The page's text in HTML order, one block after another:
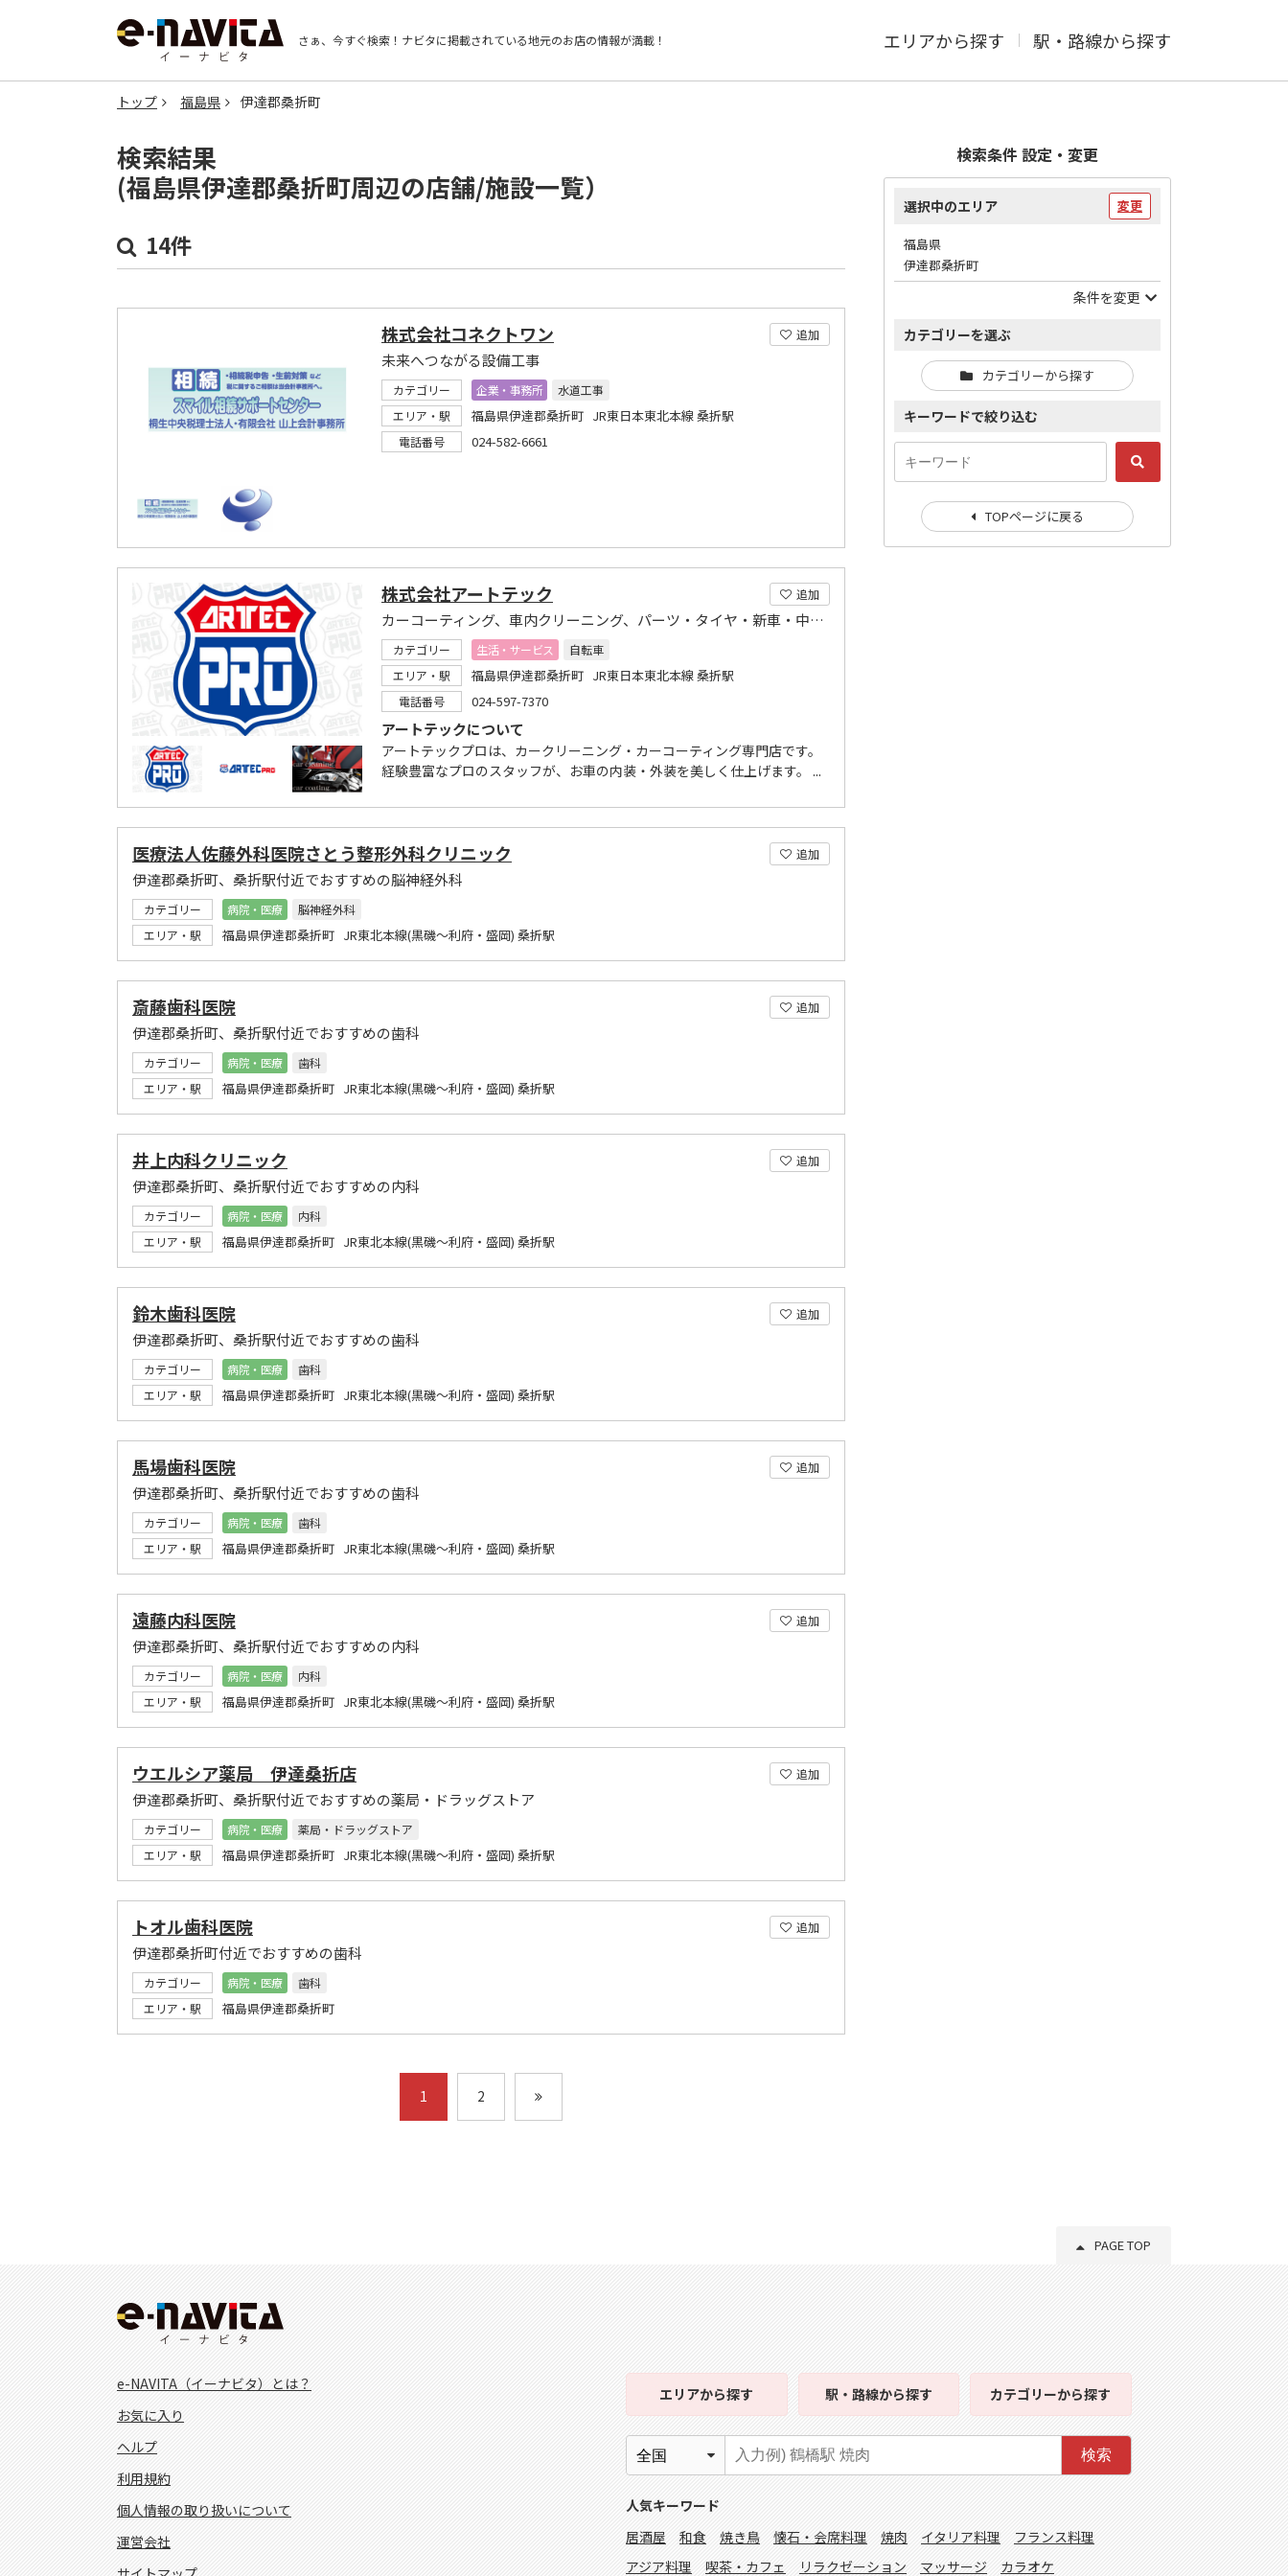
さぁ、今すぐ検索！ ナビタに掲載されている地元のお店の情報が満載！ エリアから探す 駅・路線から探す
トップ 福島県 伊達郡桑折町
検索結果
(福島県伊達郡桑折町周辺の店舗/施設一覧）
14件
追加
株式会社コネクトワン
未来へつながる設備工事
カテゴリー 企業・事務所
水道工事
エリア・駅
福島県伊達郡桑折町 JR東日本東北本線 桑折駅
電話番号 024-582-6661
追加
株式会社アートテック
カーコーティング、車内クリーニング、パーツ・タイヤ・新車・中古車販売
カテゴリー 生活・サービス
自転車
エリア・駅
福島県伊達郡桑折町 JR東日本東北本線 桑折駅
電話番号 024-597-7370
アートテックについて
アートテックプロは、カークリーニング・カーコーティング専門店です。
経験豊富なプロのスタッフが、お車の内装・外装を美しく仕上げます。 ...
追加
医療法人佐藤外科医院さとう整形外科クリニック
伊達郡桑折町、桑折駅付近でおすすめの脳神経外科
カテゴリー 病院・医療
脳神経外科
エリア・駅
福島県伊達郡桑折町 JR東北本線(黒磯～利府・盛岡) 桑折駅
追加
斎藤歯科医院
伊達郡桑折町、桑折駅付近でおすすめの歯科
カテゴリー 病院・医療
歯科
エリア・駅
福島県伊達郡桑折町 JR東北本線(黒磯～利府・盛岡) 桑折駅
追加
井上内科クリニック
伊達郡桑折町、桑折駅付近でおすすめの内科
カテゴリー 病院・医療
内科
エリア・駅
福島県伊達郡桑折町 JR東北本線(黒磯～利府・盛岡) 桑折駅
追加
鈴木歯科医院
伊達郡桑折町、桑折駅付近でおすすめの歯科
カテゴリー 病院・医療
歯科
エリア・駅
福島県伊達郡桑折町 JR東北本線(黒磯～利府・盛岡) 桑折駅
追加
馬場歯科医院
伊達郡桑折町、桑折駅付近でおすすめの歯科
カテゴリー 病院・医療
歯科
エリア・駅
福島県伊達郡桑折町 JR東北本線(黒磯～利府・盛岡) 桑折駅
追加
遠藤内科医院
伊達郡桑折町、桑折駅付近でおすすめの内科
カテゴリー 病院・医療
内科
エリア・駅
福島県伊達郡桑折町 JR東北本線(黒磯～利府・盛岡) 桑折駅
追加
ウエルシア薬局 伊達桑折店
伊達郡桑折町、桑折駅付近でおすすめの薬局・ドラッグストア
カテゴリー 病院・医療
薬局・ドラッグストア
エリア・駅
福島県伊達郡桑折町 JR東北本線(黒磯～利府・盛岡) 桑折駅
追加
トオル歯科医院
伊達郡桑折町付近でおすすめの歯科
カテゴリー 病院・医療
歯科
エリア・駅
福島県伊達郡桑折町
1 2
検索条件 設定・変更
選択中のエリア 変更
福島県
伊達郡桑折町
条件を変更
カテゴリーを選ぶ
カテゴリーから探す
キーワードで絞り込む
TOPページに戻る
PAGE TOP
e-NAVITA（イーナビタ）とは？
お気に入り
ヘルプ
利用規約
個人情報の取り扱いについて
運営会社
エリアから探す 駅・路線から探す カテゴリーから探す
検索
人気キーワード
居酒屋
和食 焼き鳥 懐石・会席料理 焼肉 イタリア料理
フランス料理
アジア料理
喫茶・カフェ リラクゼーション マッサージ カラオケ